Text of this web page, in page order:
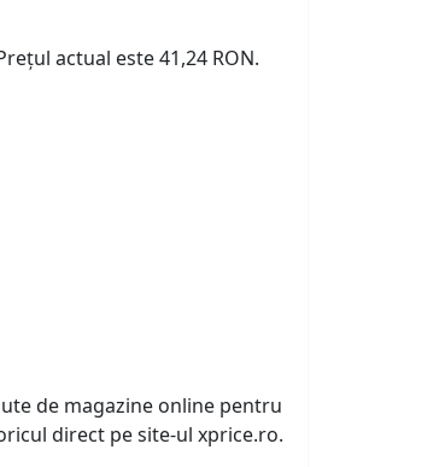
actual este 41,24 RON.
de magazine online pentru
direct pe site-ul xprice.ro.